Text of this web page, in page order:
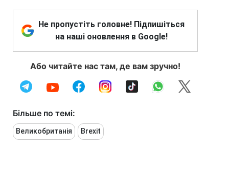
Не пропустіть головне! Підпишіться
на наші оновлення в Google!
Або читайте нас там, де вам зручно!
Більше по темі:
Великобританія Brexit